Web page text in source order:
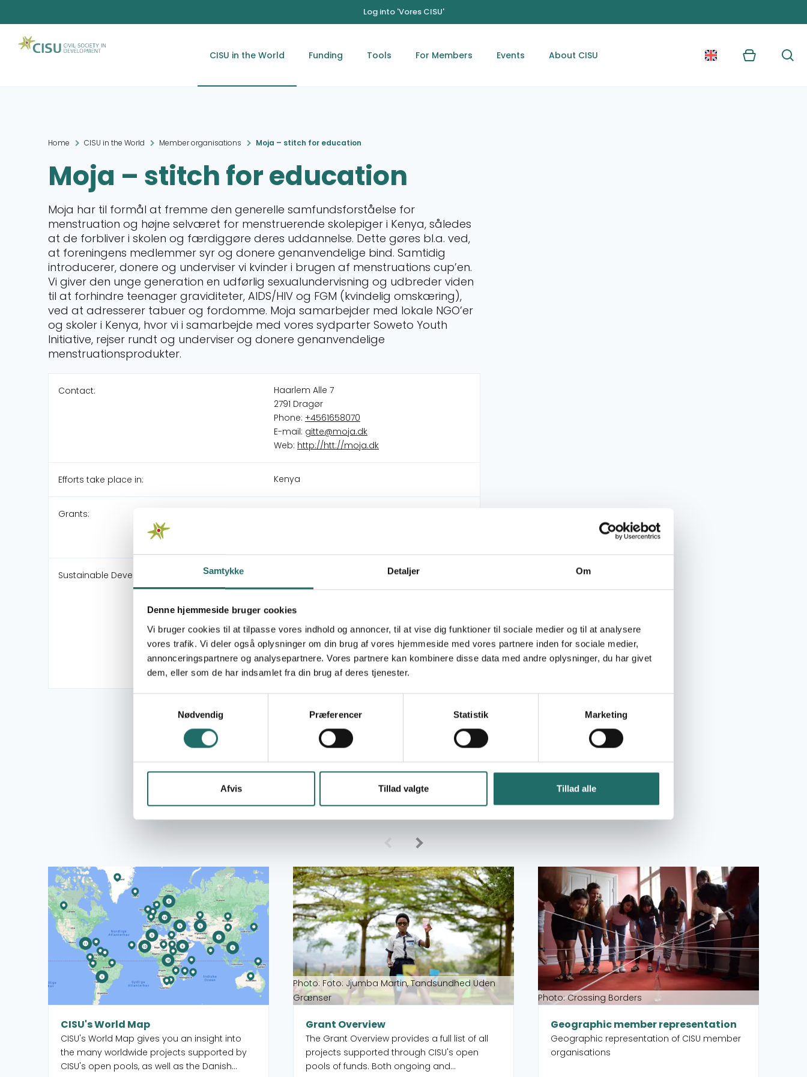
Samtykke Detaljer Om
Denne hjemmeside bruger cookies
Vi bruger cookies til at tilpasse vores indhold og annoncer, til at vise dig funktioner til sociale medier og til at analysere
vores trafik. Vi deler også oplysninger om din brug af vores hjemmeside med vores partnere inden for sociale medier,
annonceringspartnere og analysepartnere. Vores partnere kan kombinere disse data med andre oplysninger, du har givet
dem, eller som de har indsamlet fra din brug af deres tjenester.
Nødvendig
Præferencer Statistik Marketing
Afvis Tillad valgte Tillad alle
Log into 'Vores CISU'
CISU in the World Funding Tools For Members Events About CISU Kurv Søg
Home CISU in the World Member organisations Moja – stitch for education
Moja – stitch for education
Moja har til formål at fremme den generelle samfundsforståelse for
menstruation og højne selværet for menstruerende skolepiger i Kenya, således
at de forbliver i skolen og færdiggøre deres uddannelse. Dette gøres bl.a. ved,
at foreningens medlemmer syr og donere genanvendelige bind. Samtidig
introducerer, donere og underviser vi kvinder i brugen af menstruations cup’en.
Vi giver den unge generation en udførlig sexualundervisning og udbreder viden
til at forhindre teenager graviditeter, AIDS/HIV og FGM (kvindelig omskæring),
ved at adresserer tabuer og fordomme. Moja samarbejder med lokale NGO’er
og skoler i Kenya, hvor vi i samarbejde med vores sydparter Soweto Youth
Initiative, rejser rundt og underviser og donere genanvendelige
menstruationsprodukter.
Contact:
Haarlem Alle 7
2791 Dragør
Phone: +4561658070
E-mail: gitte@moja.dk
Web: http://htt://moja.dk
Efforts take place in: Kenya
Grants:
Sustainable Development Goals:
Goal 3: Good Health and Well-being
Goal 5: Gender Equality
Goal 10: Reduced Inequalities
Goal 12: Responsible Consumption and
Production
Goal 17: Partnerships for the Goals
Se også
CISU's World Map
CISU's World Map gives you an insight into
the many worldwide projects supported by
CISU's open pools, as well as the Danish
Read more about CISU's World Map
Photo: Foto: Jjumba Martin, Tandsundhed Uden
Grænser
Grant Overview
The Grant Overview provides a full list of all
projects supported through CISU's open
pools of funds. Both ongoing and
Read more about Grant Overview
Photo: Crossing Borders
Geographic member representation
Geographic representation of CISU member
organisations
Read more about Geographic member representation